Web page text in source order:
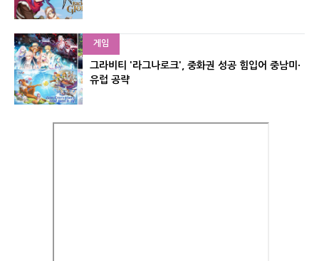
게임
그라비티 '라그나로크', 중화권 성공 힘입어 중남미·
유럽 공략